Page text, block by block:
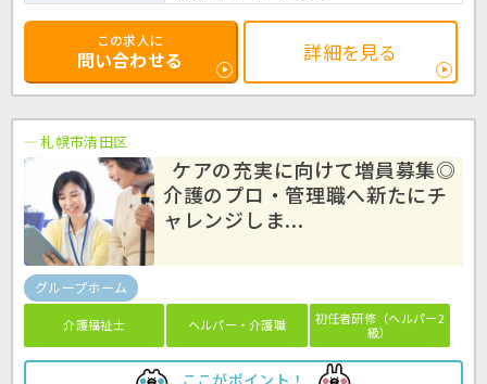
この求人に
問い合わせる 詳細を見る
札幌市清田区
ケアの充実に向けて増員募集◎
介護のプロ・管理職へ新たにチ
ャレンジしま...
グループホーム
介護福祉士 ヘルパー・介護職
初任者研修（ヘルパー2
級）
ここがポイント！